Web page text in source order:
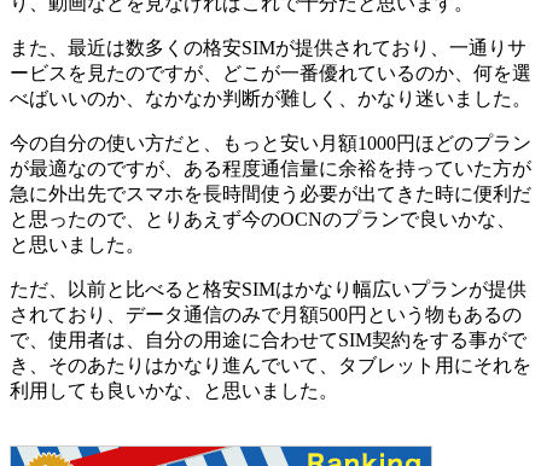
また、最近は数多くの格安SIMが提供されており、一通りサ
ービスを見たのですが、どこが一番優れているのか、何を選
べばいいのか、なかなか判断が難しく、かなり迷いました。
今の自分の使い方だと、もっと安い月額1000円ほどのプラン
が最適なのですが、ある程度通信量に余裕を持っていた方が
急に外出先でスマホを長時間使う必要が出てきた時に便利だ
と思ったので、とりあえず今のOCNのプランで良いかな、
と思いました。
ただ、以前と比べると格安SIMはかなり幅広いプランが提供
されており、データ通信のみで月額500円という物もあるの
で、使用者は、自分の用途に合わせてSIM契約をする事がで
き、そのあたりはかなり進んでいて、タブレット用にそれを
利用しても良いかな、と思いました。